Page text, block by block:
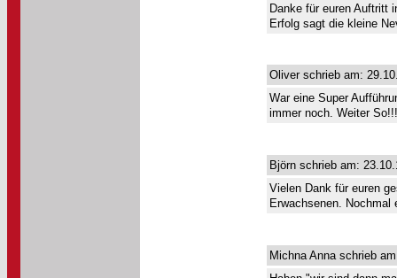
Danke für euren Auftritt
Erfolg sagt die kleine
Oliver schrieb am:
War eine Super
immer noch. Weiter So!!!
Björn schrieb am:
Vielen Dank für euren
Erwachsenen.
Michna Anna schrieb